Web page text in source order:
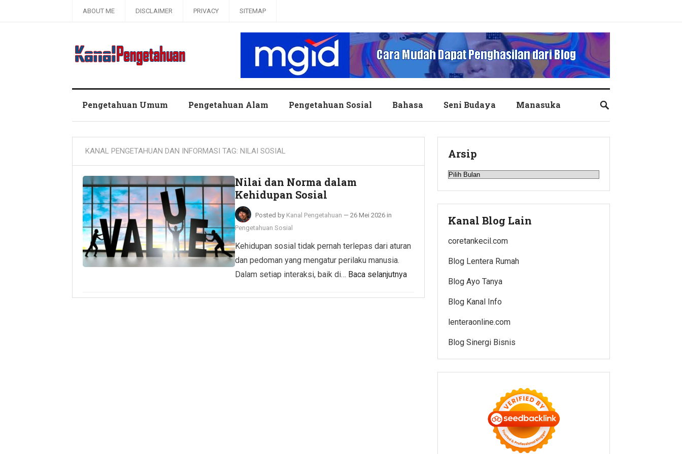
ABOUT ME DISCLAIMER PRIVACY SITEMAP
Pengetahuan Umum Pengetahuan Alam Pengetahuan Sosial Bahasa Seni Budaya Manasuka
KANAL PENGETAHUAN DAN INFORMASI TAG: NILAI SOSIAL
Nilai dan Norma dalam
Kehidupan Sosial
Posted by Kanal Pengetahuan — 26 Mei 2026 in
Pengetahuan Sosial
Kehidupan sosial tidak pernah terlepas dari aturan
dan pedoman yang mengatur perilaku manusia.
Dalam setiap interaksi, baik di… Baca selanjutnya
Arsip
Arsip
Kanal Blog Lain
coretankecil.com
Blog Lentera Rumah
Blog Ayo Tanya
Blog Kanal Info
lenteraonline.com
Blog Sinergi Bisnis